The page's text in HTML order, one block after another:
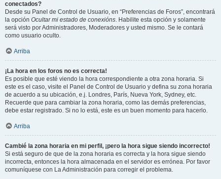
conectados?
Desde su Panel de Control de Usuario, en “Preferencias de Foros”, encontrará
la opción Ocultar mi estado de conexións. Habilite esta opción y solamente
será visto por Administradores, Moderadores y usted mismo. Se le contará
como usuario oculto.
Arriba
¡La hora en los foros no es correcta!
Es posible que esté viendo la hora correspondiente a otra zona horaria. Si
este es el caso, visite el Panel de Control de Usuario y defina su zona horaria
de acuerdo a su ubicación, e.j. Londres, París, Nueva York, Sydney, etc.
Recuerde que para cambiar la zona horaria, como las demás preferencias,
debe estar registrado. Si no lo está, este es un buen momento para hacerlo.
Arriba
Cambié la zona horaria en mi perfil, ¡pero la hora sigue siendo incorrecto!
Si está seguro de que de la zona horaria es correcta y la hora sigue siendo
incorrecta, entonces la hora almacenada en el servidor es errónea. Por favor
comuníquese con La Administración para corregir el problema.